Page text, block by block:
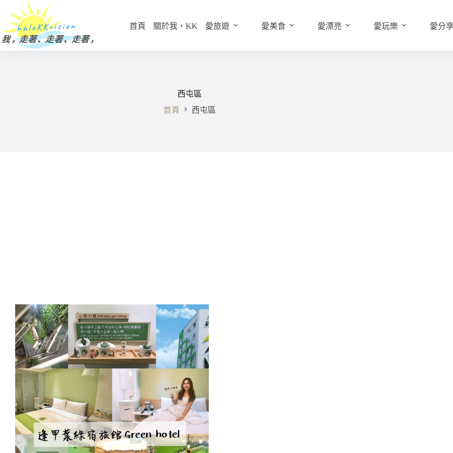
主
要
首頁 關於我，KK 愛旅遊 愛美食 愛漂亮 愛玩樂 愛分
西屯區
首頁
西屯區